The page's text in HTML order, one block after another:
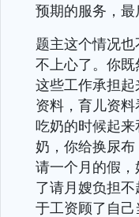
预期的服务，最
题主这个情况
不上心了。你
这些工作承担
资料，育儿资
吃奶的时候起
奶，你给换尿
请一个月的假
了请月嫂负担
于工资顾了自